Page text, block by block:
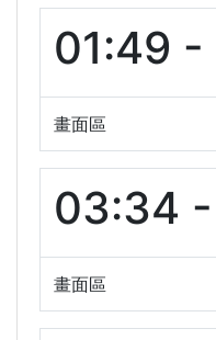
01:49
畫面區
03:34
畫面區